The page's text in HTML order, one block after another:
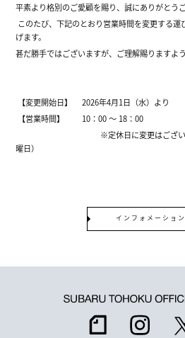
平素より格別のご愛顧を賜り、誠にありがとうご
このたび、下記のとおり営業時間を変更する
げます。
甚だ勝手ではございますが、ご理解賜りますよ
【変更開始日】 2026年4月1日（水）より
【営業時間】 10：00 ～ 18：00
※定休日に変更はございません
曜日）
インフォメーショ